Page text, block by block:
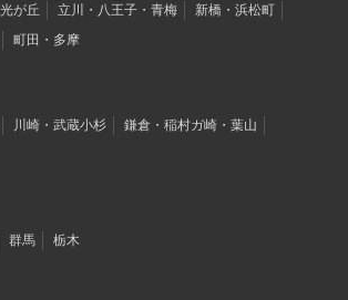
が丘 立川・八王子・青梅
新橋・浜松町
町田・多摩
川崎・武蔵小杉
鎌倉・稲村ガ崎・葉山
群馬 栃木